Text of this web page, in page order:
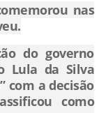
nas
do governo
Lula da Silva
com a decisão
como